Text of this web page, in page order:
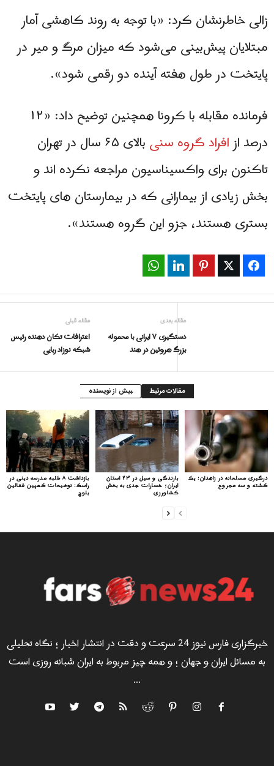
زالی خاطرنشان کرد: «با توجه به روند کاهشی آمار
مبتلایان پیش‌بینی می‌شود که میزان مرگ و میر در
پایتخت در طول هفته آینده دو رقمی شود».
فرمانده مقابله با کرونا همچنین توضیح داد: «۱۲
درصد ازافراد گروه سنی
بالای ۶۵ سال در تهران
تاکنون برای واکسیناسیون مراجعه نکرده‌ اند و
بخش زیادی از بیمارانی که در بیمارستان‌ های پایتخت
بستری هستند، جزو این گروه هستند».
Facebook
Twitter
Pinterest
LinkedIn
مقاله قبلی
اعترافات تكان دهنده رئیس
شبکه نوزاد ربایی
مقاله بعدی
دستگیری ۷ ایرانی با محموله
بزرگ هروئین در هند
مقالات مرتبط بیش از نویسنده
بازداشت ۸ طلبه مدرسه دینی در
راسک: توضیحات کمپین فعالین
بلوچ
بارندگی و سیل در ۲۳ استان
ایران؛ خسارات جدی به بخش
کشاورزی
درگیری مسلحانه در زاهدان: یک
کشته و سه مجروح
خبرگزاری فارس نیوز 24 سرعت و دقت در انتشار اخبار ؛ نگاه تحلیلی
به مسائل ایران و جهان ؛ و همه چیز مربوط به ایران شبانه روزی است
...